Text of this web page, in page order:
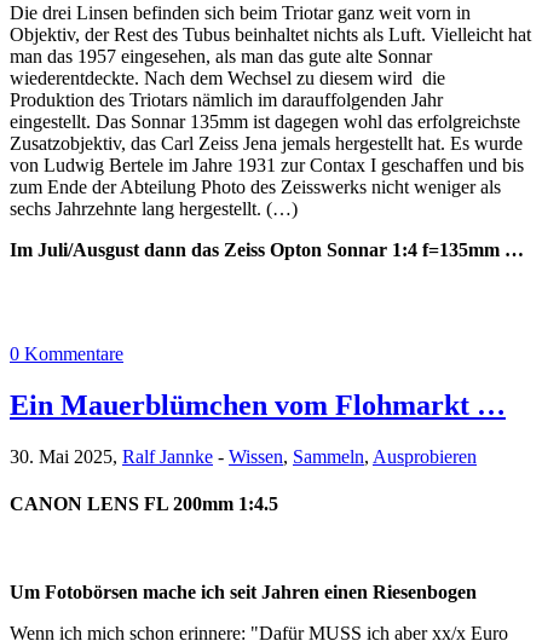
Die drei Linsen befinden sich beim Triotar ganz weit vorn in
Objektiv, der Rest des Tubus beinhaltet nichts als Luft. Vielleicht hat
man das 1957 eingesehen, als man das gute alte Sonnar
wiederentdeckte. Nach dem Wechsel zu diesem wird die
Produktion des Triotars nämlich im darauffolgenden Jahr
eingestellt. Das Sonnar 135mm ist dagegen wohl das erfolgreichste
Zusatzobjektiv, das Carl Zeiss Jena jemals hergestellt hat. Es wurde
von Ludwig Bertele im Jahre 1931 zur Contax I geschaffen und bis
zum Ende der Abteilung Photo des Zeisswerks nicht weniger als
sechs Jahrzehnte lang hergestellt. (…)
Im Juli/Ausgust dann das Zeiss Opton Sonnar 1:4 f=135mm …
0 Kommentare
Ein Mauerblümchen vom Flohmarkt …
30. Mai 2025, Ralf Jannke - Wissen, Sammeln, Ausprobieren
CANON LENS FL 200mm 1:4.5
Um Fotobörsen mache ich seit Jahren einen Riesenbogen
Wenn ich mich schon erinnere: "Dafür MUSS ich aber xx/x Euro